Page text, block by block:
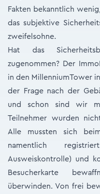
Fakten bekanntlich
das subjektive
zweifelsohne.
Hat das
zugenommen? Der
in den MillenniumTower
der Frage nach der
und schon sind wir
Teilnehmer wurden
Alle mussten sich
namentlich
Ausweiskontrolle) und
Besucherkarte
überwinden. Von frei